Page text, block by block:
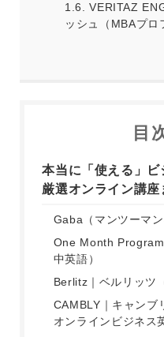
1.6. VERITAZ
ッシュ（MBAプロ
目
本当に「使える」ビ
厳選オンライン講座
Gaba（マンツーマン
One Month
中英語）
Berlitz｜ベルリッツ
CAMBLY｜キャンブ
オンラインビジネス